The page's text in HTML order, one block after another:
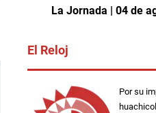
La Jornada | 04 de
El Reloj
Por su